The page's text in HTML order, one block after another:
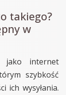
takiego?
w
jako internet
szybkość
ich wysyłania.